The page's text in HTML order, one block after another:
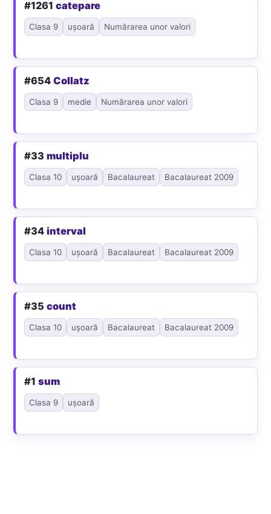
#1261catepare
Clasa 9 ușoară Numărarea unor valori
#654Collatz
Clasa 9 medie Numărarea unor valori
#33multiplu
Clasa 10 ușoară Bacalaureat Bacalaureat 2009
#34interval
Clasa 10 ușoară Bacalaureat Bacalaureat 2009
#35count
Clasa 10 ușoară Bacalaureat Bacalaureat 2009
#1sum
Clasa 9 ușoară